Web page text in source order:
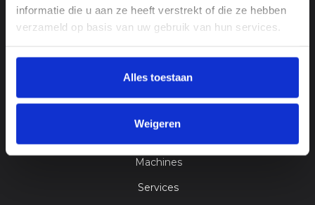
informatie die u aan ze heeft verstrekt of die ze hebben
verzameld op basis van uw gebruik van hun services.
Alles toestaan
Weigeren
GO TO
Machines
Services